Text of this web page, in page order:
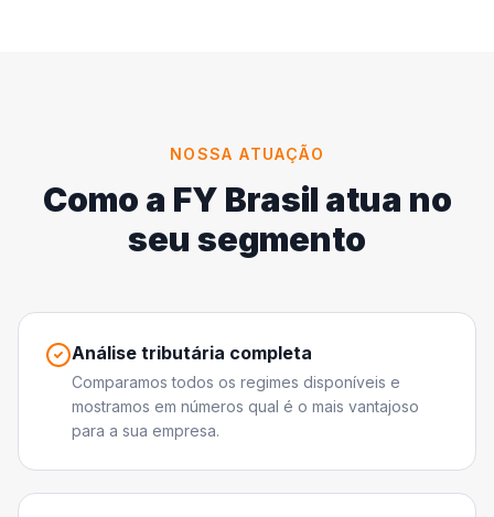
NOSSA ATUAÇÃO
Como a FY Brasil atua no
seu segmento
Análise tributária completa
Comparamos todos os regimes disponíveis e
mostramos em números qual é o mais vantajoso
para a sua empresa.